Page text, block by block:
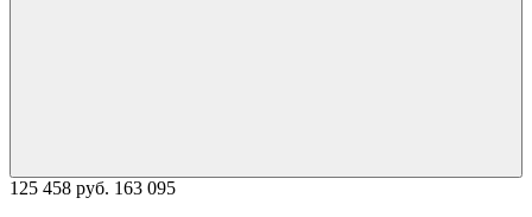
125 458 руб. 163 095